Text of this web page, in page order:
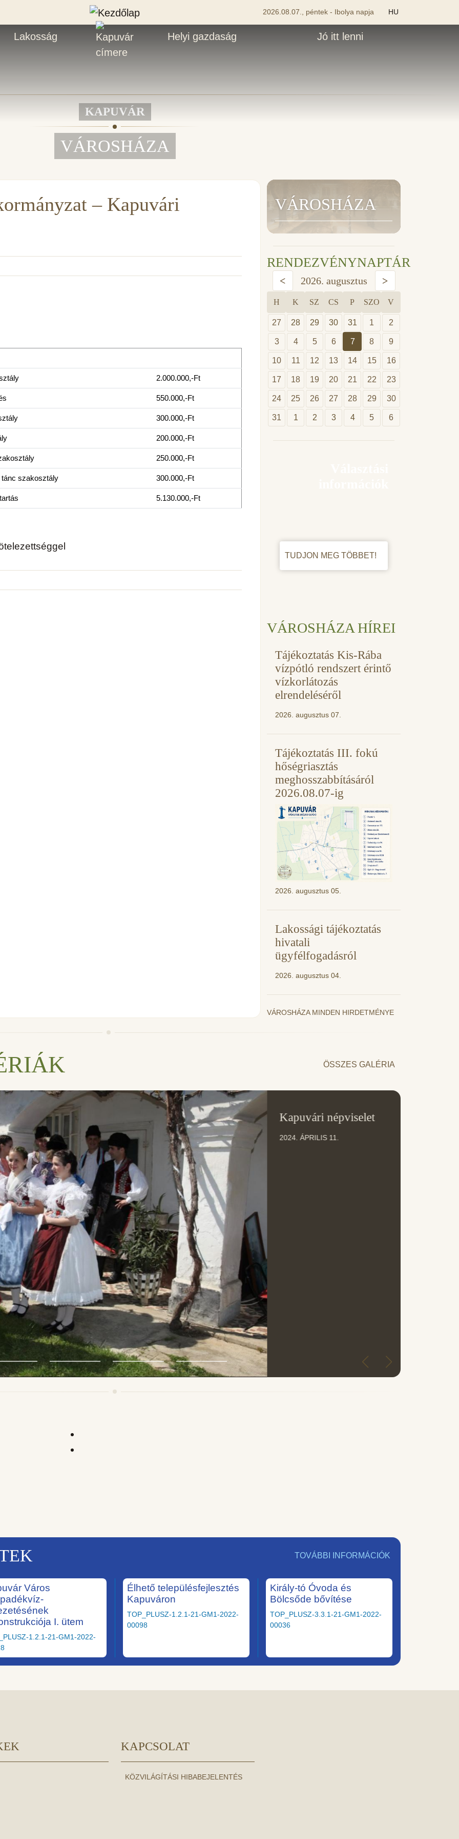
2026.08.07., péntek - Ibolya napja HU
Lakosság Helyi gazdaság Jó itt lenni
KAPUVÁR
VÁROSHÁZA
– Kapuvári
2.000.000,-Ft
550.000,-Ft
300.000,-Ft
200.000,-Ft
250.000,-Ft
szakosztály 300.000,-Ft
5.130.000,-Ft
VÁROSHÁZA
RENDEZVÉNYNAPTÁR
< 2026. augusztus >
H K SZ CS P SZO V
27 28 29 30 31 1 2
3 4 5 6 7 8 9
10 11 12 13 14 15 16
17 18 19 20 21 22 23
24 25 26 27 28 29 30
31 1 2 3 4 5 6
TUDJON MEG TÖBBET!
VÁROSHÁZA HÍREI
Tájékoztatás Kis-Rába
vízpótló rendszert érintő
vízkorlátozás
elrendeléséről
2026. augusztus 07.
Tájékoztatás III. fokú
hőségriasztás
meghosszabbításáról
2026.08.07-ig
2026. augusztus 05.
Lakossági tájékoztatás
hivatali
ügyfélfogadásról
2026. augusztus 04.
VÁROSHÁZA MINDEN HIRDETMÉNYE
ÖSSZES GALÉRIA
Kapuvári népviselet
2024. ÁPRILIS 11.
TOVÁBBI INFORMÁCIÓK
Város
I. ütem
1.2.1-21-GM1-2022-
Élhető településfejlesztés
Kapuváron
TOP_PLUSZ-1.2.1-21-GM1-2022-
00098
Király-tó Óvoda és
Bölcsőde bővítése
TOP_PLUSZ-3.3.1-21-GM1-2022-
00036
KAPCSOLAT
KÖZVILÁGÍTÁSI HIBABEJELENTÉS